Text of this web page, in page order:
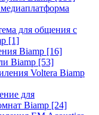
для общения с
[1]
Biamp [16]
Biamp [53]
Voltera Biamp
для
Biamp [24]